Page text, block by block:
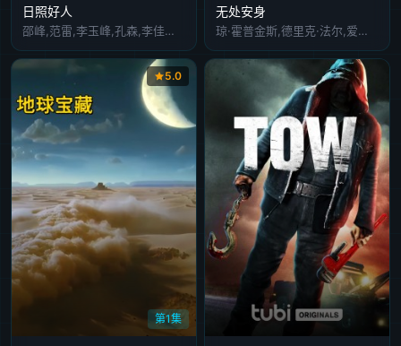
日照好人
邵峰,范雷,李玉峰,孔森,李佳廷,范明辉,张启军,陈光,高川,赵禹博,于月仙,小么哥,李勤勤,杨欣,曾培
无处安身
琼·霍普金斯,德里克·法尔,爱德华,切普曼,劳伦斯·哈维,霍华德·马里昂-克劳福德,阿尔菲·巴斯,约翰·贝利,约翰·斯图尔特
第1集
5.0